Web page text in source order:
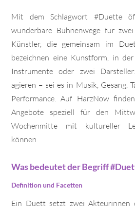
Mit dem Schlagwort #Duette
wunderbare Bühnenwege für
Künstler, die gemeinsam im
bezeichnen eine Kunstform, in
Instrumente oder zwei
agieren – sei es in Musik, Gesang,
Performance. Auf HarzNow
Angebote speziell für den
Wochenmitte mit kultureller
können.
Was bedeutet der Begriff
Definition und Facetten
Ein Duett setzt zwei Akteurinnen